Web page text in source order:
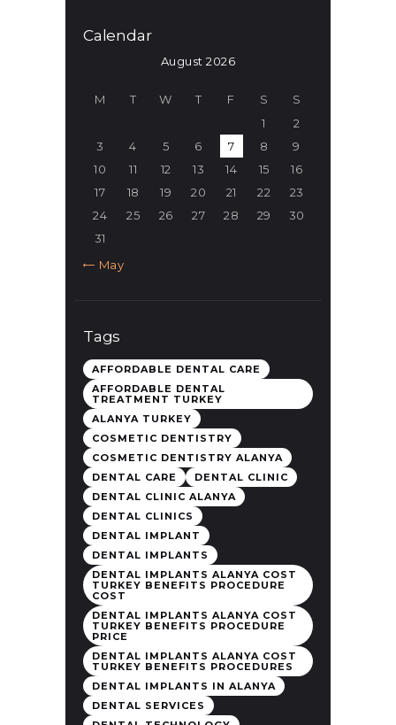
Calendar
August 2026
M T W T F S
S
1
2
3
4 5 6 7 8
9
10
11 12 13 14 15
16
17
18 19 20 21 22
23
24
25 26 27 28 29
30
31
« May
Tags
AFFORDABLE DENTAL CARE
AFFORDABLE DENTAL
TREATMENT TURKEY
ALANYA TURKEY
COSMETIC DENTISTRY
COSMETIC DENTISTRY ALANYA
DENTAL CARE
DENTAL CLINIC
DENTAL CLINIC ALANYA
DENTAL CLINICS
DENTAL IMPLANT
DENTAL IMPLANTS
DENTAL IMPLANTS ALANYA COST
TURKEY BENEFITS PROCEDURE
COST
DENTAL IMPLANTS ALANYA COST
TURKEY BENEFITS PROCEDURE
PRICE
DENTAL IMPLANTS ALANYA COST
TURKEY BENEFITS PROCEDURES
DENTAL IMPLANTS IN ALANYA
DENTAL SERVICES